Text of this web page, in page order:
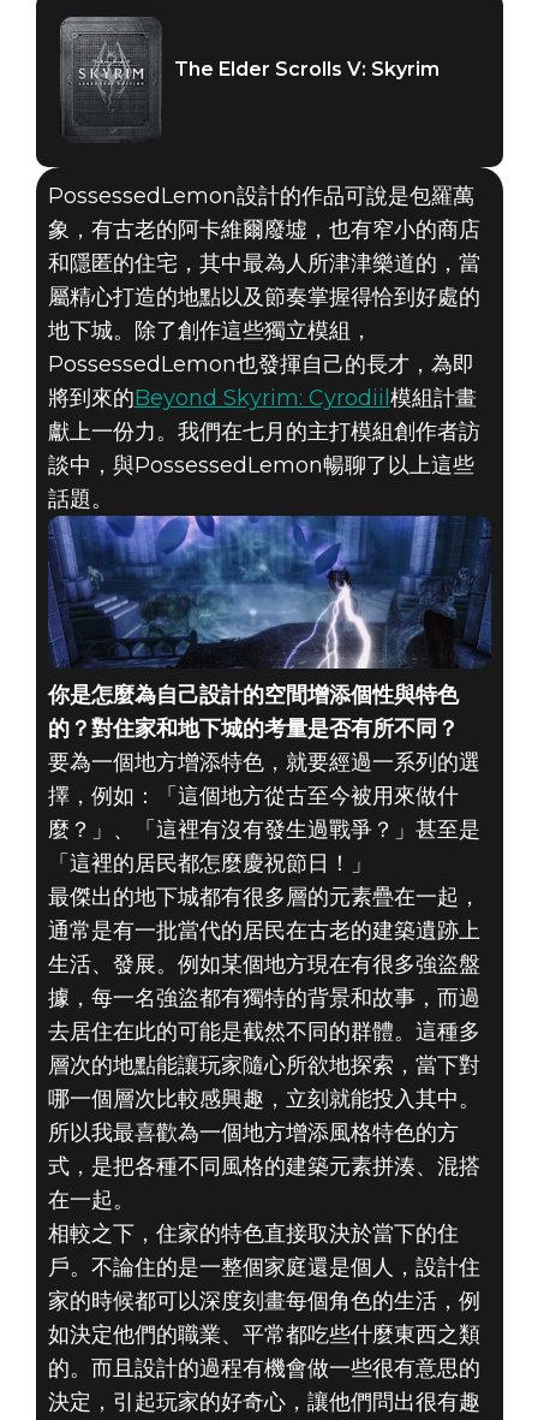
The Elder Scrolls V: Skyrim
2021年7月30日
本月主打模組創作
者：
The Elder Scrolls V: Skyrim
PossessedLemon設計的作品可說是包羅萬
象，有古老的阿卡維爾廢墟，也有窄小的商店
和隱匿的住宅，其中最為人所津津樂道的，當
屬精心打造的地點以及節奏掌握得恰到好處的
地下城。除了創作這些獨立模組，
PossessedLemon也發揮自己的長才，為即
將到來的Beyond Skyrim: Cyrodiil 模組計畫
獻上一份力。我們在七月的主打模組創作者訪
談中，與PossessedLemon暢聊了以上這些
話題。
你是怎麼為自己設計的空間增添個性與特色
的？對住家和地下城的考量是否有所不同？
要為一個地方增添特色，就要經過一系列的選
擇，例如：「這個地方從古至今被用來做什
麼？」、「這裡有沒有發生過戰爭？」甚至是
「這裡的居民都怎麼慶祝節日！」
最傑出的地下城都有很多層的元素疊在一起，
通常是有一批當代的居民在古老的建築遺跡上
生活、發展。例如某個地方現在有很多強盜盤
據，每一名強盜都有獨特的背景和故事，而過
去居住在此的可能是截然不同的群體。這種多
層次的地點能讓玩家隨心所欲地探索，當下對
哪一個層次比較感興趣，立刻就能投入其中。
所以我最喜歡為一個地方增添風格特色的方
式，是把各種不同風格的建築元素拼湊、混搭
在一起。
相較之下，住家的特色直接取決於當下的住
戶。不論住的是一整個家庭還是個人，設計住
家的時候都可以深度刻畫每個角色的生活，例
如決定他們的職業、平常都吃些什麼東西之類
的。而且設計的過程有機會做一些很有意思的
決定，引起玩家的好奇心，讓他們問出很有趣